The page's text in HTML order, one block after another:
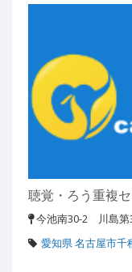
聴覚・ろう重複
今池南30-2 川島第
愛知県 名古屋市千